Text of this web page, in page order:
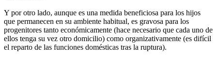
Y por otro lado, aunque es una medida beneficiosa para los hijos
que permanecen en su ambiente habitual, es gravosa para los
progenitores tanto económicamente (hace necesario que cada uno de
ellos tenga su vez otro domicilio) como organizativamente (es difícil
el reparto de las funciones domésticas tras la ruptura).